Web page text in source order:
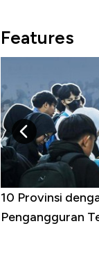
Features
10 Provinsi
Pengangguran